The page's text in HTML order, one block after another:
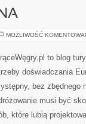
MOŻLIWOŚĆ
to blog
doświadczania
bez zbędnego
musi być
które lubią